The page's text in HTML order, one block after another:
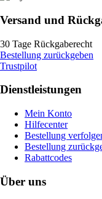
Versand und
30 Tage Rückgaberecht
Bestellung zurückgeben
Trustpilot
Dienstleistungen
Mein Konto
Hilfecenter
Bestellung
Bestellung
Rabattcodes
Über uns